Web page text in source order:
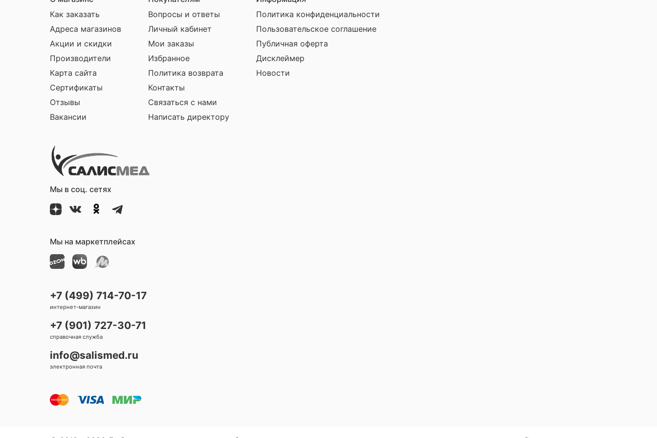
Как заказать
Адреса магазинов
Акции и скидки
Производители
Карта сайта
Сертификаты
Отзывы
Вакансии
Вопросы и ответы
Личный кабинет
Мои заказы
Избранное
Политика возврата
Контакты
Связаться с нами
Написать директору
Политика конфиденциальности
Пользовательское соглашение
Публичная оферта
Дисклеймер
Новости
Мы в соц. сетях
Мы на маркетплейсах
+7 (499) 714-70-17
интернет-магазин
+7 (901) 727-30-71
справочная служба
info@salismed.ru
электронная почта